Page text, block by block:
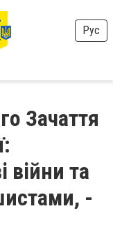
Рус
Зачаття
війни та
-